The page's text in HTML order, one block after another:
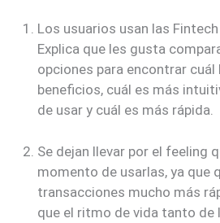
Los usuarios usan las
Explica que les gusta
opciones para encontrar cuál
beneficios, cuál es más
de usar y cuál es más rápida.
Se dejan llevar por el feeling
momento de usarlas, ya que
transacciones mucho más
que el ritmo de vida tanto de